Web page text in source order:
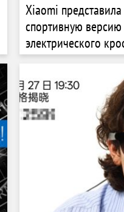
Xiaomi
спортивную версию
электрического
разгоном до 100